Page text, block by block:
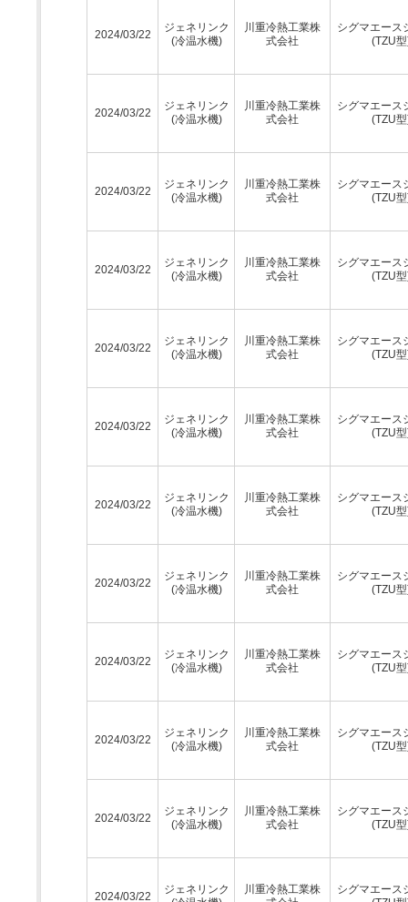
2024/03/22
ジェネリンク
(冷温水機)
川重冷熱工業株
式会社
シグマエース
(TZU
2024/03/22
ジェネリンク
(冷温水機)
川重冷熱工業株
式会社
シグマエース
(TZU
2024/03/22
ジェネリンク
(冷温水機)
川重冷熱工業株
式会社
シグマエース
(TZU
2024/03/22
ジェネリンク
(冷温水機)
川重冷熱工業株
式会社
シグマエース
(TZU
2024/03/22
ジェネリンク
(冷温水機)
川重冷熱工業株
式会社
シグマエース
(TZU
2024/03/22
ジェネリンク
(冷温水機)
川重冷熱工業株
式会社
シグマエース
(TZU
2024/03/22
ジェネリンク
(冷温水機)
川重冷熱工業株
式会社
シグマエース
(TZU
2024/03/22
ジェネリンク
(冷温水機)
川重冷熱工業株
式会社
シグマエース
(TZU
2024/03/22
ジェネリンク
(冷温水機)
川重冷熱工業株
式会社
シグマエース
(TZU
2024/03/22
ジェネリンク
(冷温水機)
川重冷熱工業株
式会社
シグマエース
(TZU
2024/03/22
ジェネリンク
(冷温水機)
川重冷熱工業株
式会社
シグマエース
(TZU
2024/03/22
ジェネリンク
川重冷熱工業株
シグマエース